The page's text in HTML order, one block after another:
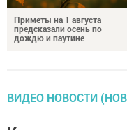
Приметы на 1 августа
предсказали осень по
дождю и паутине
ВИДЕО НОВОСТИ